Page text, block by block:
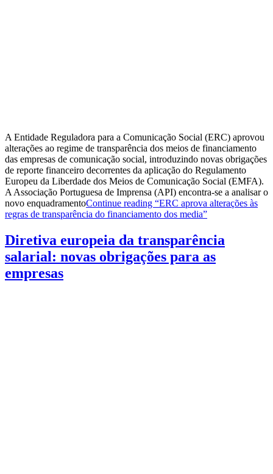
A Entidade Reguladora para a Comunicação Social (ERC) aprovou
alterações ao regime de transparência dos meios de financiamento
das empresas de comunicação social, introduzindo novas obrigações
de reporte financeiro decorrentes da aplicação do Regulamento
Europeu da Liberdade dos Meios de Comunicação Social (EMFA).
A Associação Portuguesa de Imprensa (API) encontra-se a analisar o
novo enquadramentoContinue reading “ERC aprova alterações às
regras de transparência do financiamento dos media”
Diretiva europeia da transparência
salarial: novas obrigações para as
empresas